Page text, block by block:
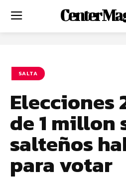
Center
SALTA
Elecciones
de 1 millon
salteños
para votar